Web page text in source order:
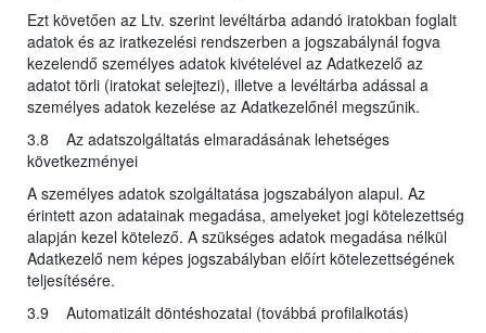
Ezt követően az Ltv. szerint levéltárba adandó iratokban foglalt
adatok és az iratkezelési rendszerben a jogszabálynál fogva
kezelendő személyes adatok kivételével az Adatkezelő az
adatot törli (iratokat selejtezi), illetve a levéltárba adással a
személyes adatok kezelése az Adatkezelőnél megszűnik.
3.8 Az adatszolgáltatás elmaradásának lehetséges
következményei
A személyes adatok szolgáltatása jogszabályon alapul. Az
érintett azon adatainak megadása, amelyeket jogi kötelezettség
alapján kezel kötelező. A szükséges adatok megadása nélkül
Adatkezelő nem képes jogszabályban előírt kötelezettségének
teljesítésére.
3.9 Automatizált döntéshozatal (továbbá profilalkotás)